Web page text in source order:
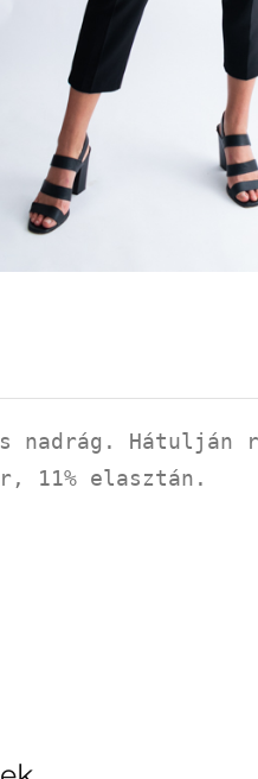
nadrág.
11% elasztán.